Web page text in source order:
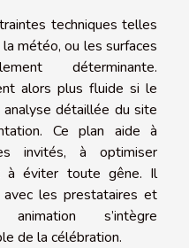
techniques telles
météo, ou les surfaces
déterminante.
alors plus fluide si le
détaillée du site
Ce plan aide à
invités, à optimiser
à éviter toute gêne. Il
avec les prestataires et
s’intègre
de la célébration.